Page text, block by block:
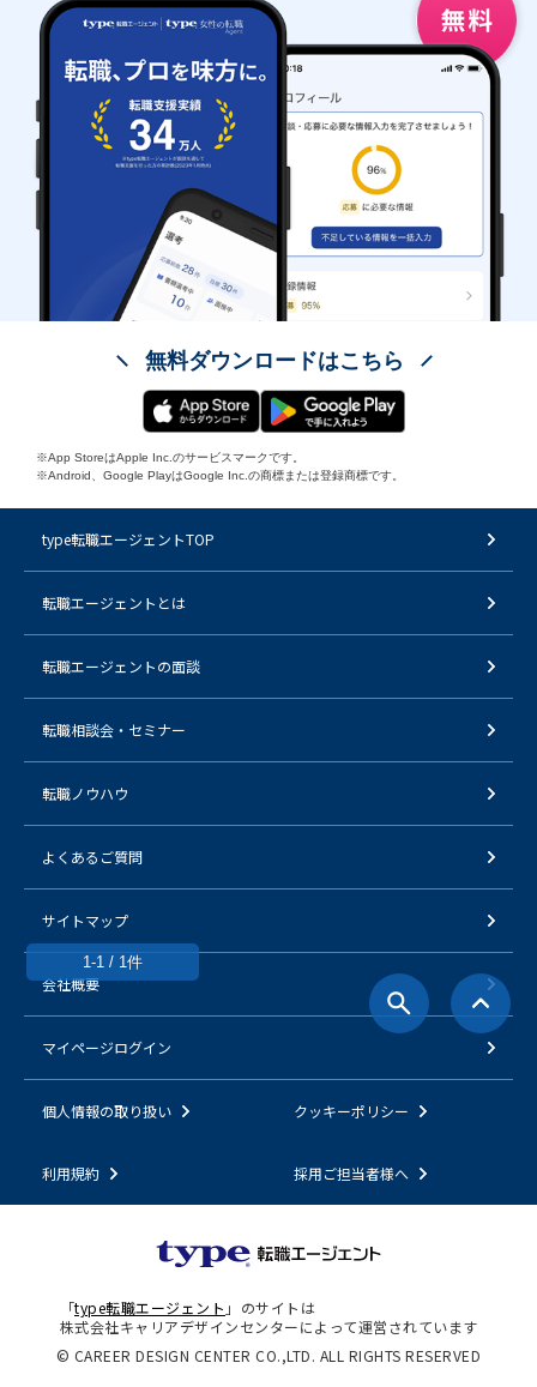
1-1 / 1件
無料ダウンロードはこちら
※App StoreはApple Inc.のサービスマークです。
※Android、Google PlayはGoogle Inc.の商標または登録商標です。
type転職エージェントTOP
転職エージェントとは
転職エージェントの面談
転職相談会・セミナー
転職ノウハウ
よくあるご質問
サイトマップ
会社概要
マイページログイン
個人情報の取り扱い クッキーポリシー
利用規約 採用ご担当者様へ
「type転職エージェント 」のサイトは
株式会社キャリアデザインセンターによって運営されています
© CAREER DESIGN CENTER CO.,LTD. ALL RIGHTS RESERVED